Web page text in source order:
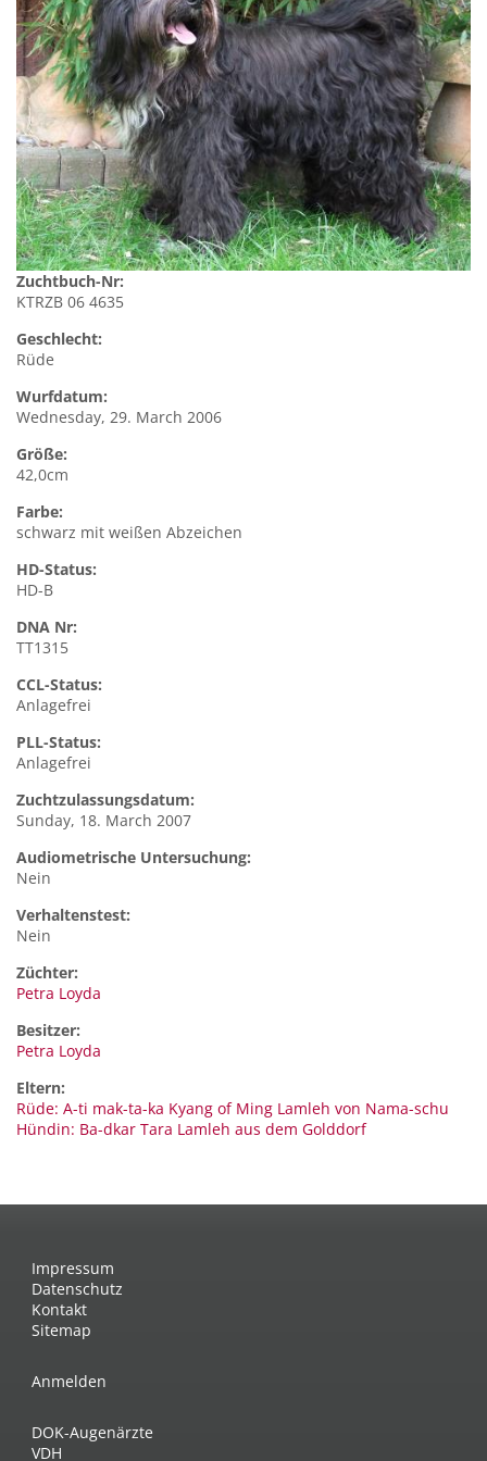
Zuchtbuch-Nr:
KTRZB 06 4635
Geschlecht:
Rüde
Wurfdatum:
Wednesday, 29. March 2006
Größe:
42,0cm
Farbe:
schwarz mit weißen Abzeichen
HD-Status:
HD-B
DNA Nr:
TT1315
CCL-Status:
Anlagefrei
PLL-Status:
Anlagefrei
Zuchtzulassungsdatum:
Sunday, 18. March 2007
Audiometrische Untersuchung:
Nein
Verhaltenstest:
Nein
Züchter:
Petra Loyda
Besitzer:
Petra Loyda
Eltern:
Rüde: A-ti mak-ta-ka Kyang of Ming Lamleh von Nama-schu
Hündin: Ba-dkar Tara Lamleh aus dem Golddorf
Impressum
Datenschutz
Kontakt
Sitemap
Anmelden
DOK-Augenärzte
VDH